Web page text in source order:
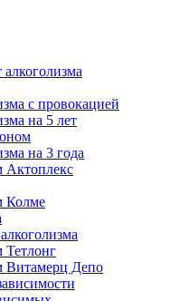
с провокацией
на 5 лет
на 3 года
Актоплекс
Колме
Тетлонг
Витамерц Депо